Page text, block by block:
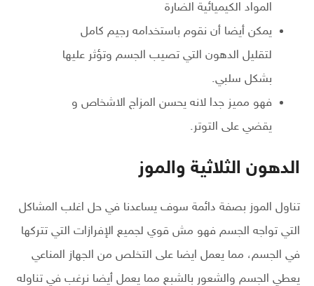
المواد الكيميائية الضارة
يمكن أيضا أن نقوم باستخدامه رجيم كامل
لتقليل الدهون التي تصيب الجسم وتؤثر عليها
بشكل سلبي.
فهو مميز جدا لانه يحسن المزاج الاشخاص و
يقضي على التوتر.
الدهون الثلاثية والموز
تناول الموز بصفة دائمة سوف يساعدنا في حل اغلب المشاكل
التي تواجه الجسم فهو مش قوي لجميع الإفرازات التي تتركها
في الجسم، مما يعمل ايضا على التخلص من الجهاز المناعي
يعطي الجسم والشعور بالشبع مما يعمل أيضا نرغب في تناوله